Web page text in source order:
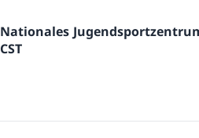
Nationales
CST